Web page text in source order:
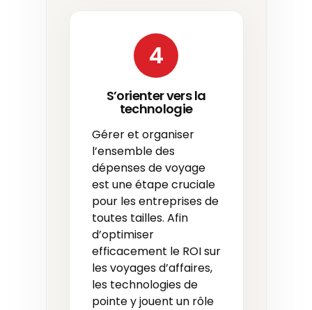
4
S’orienter vers la
technologie
Gérer et organiser
l’ensemble des
dépenses de voyage
est une étape cruciale
pour les entreprises de
toutes tailles. Afin
d’optimiser
efficacement le ROI sur
les voyages d’affaires,
les technologies de
pointe y jouent un rôle